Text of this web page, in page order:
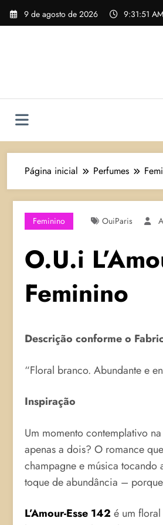
Pular
para
9 de agosto de 2026 9:31:52 AM
Página inicial Perfumes
Feminino OuiParis
O.U.i
Feminino
Descrição conforme o
“Floral branco. Abundante e
Inspiração
Um momento contemplativo
apenas a dois? O romance
champagne e música tocando
toque de abundância –
L’Amour-Esse 142 é um